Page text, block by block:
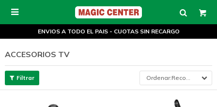

ENVIOS A TODO EL PAIS - CUOTAS SIN RECARGO
ACCESORIOS TV
Recomendados